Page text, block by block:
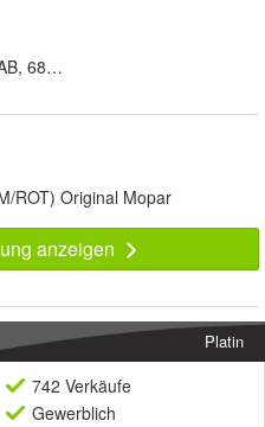
68149700AA
ROT) Original Mopar
anzeigen
Platin
742 Verkäufe
Gewerblich